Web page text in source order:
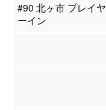
#90 北ヶ市 プレイヤ
ーイン